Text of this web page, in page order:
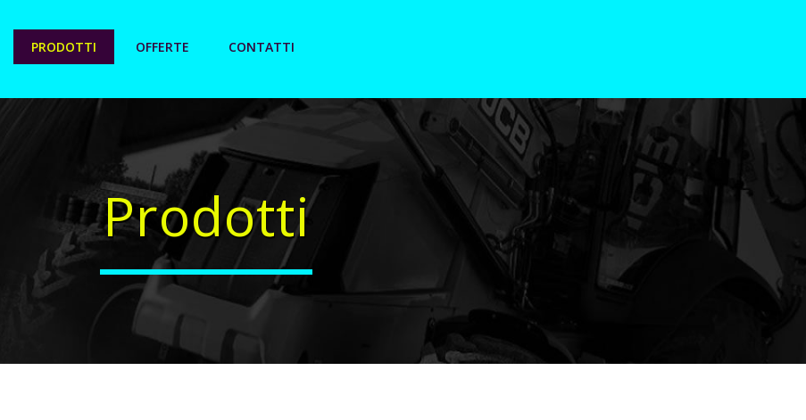
PRODOTTI OFFERTE CONTATTI
Prodotti